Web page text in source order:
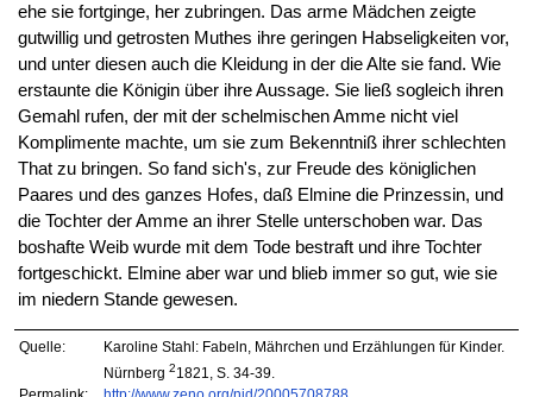
ehe sie fortginge, her zubringen. Das arme Mädchen zeigte
gutwillig und getrosten Muthes ihre geringen Habseligkeiten vor,
und unter diesen auch die Kleidung in der die Alte sie fand. Wie
erstaunte die Königin über ihre Aussage. Sie ließ sogleich ihren
Gemahl rufen, der mit der schelmischen Amme nicht viel
Komplimente machte, um sie zum Bekenntniß ihrer schlechten
That zu bringen. So fand sich's, zur Freude des königlichen
Paares und des ganzes Hofes, daß Elmine die Prinzessin, und
die Tochter der Amme an ihrer Stelle unterschoben war. Das
boshafte Weib wurde mit dem Tode bestraft und ihre Tochter
fortgeschickt. Elmine aber war und blieb immer so gut, wie sie
im niedern Stande gewesen.
Quelle:
Karoline Stahl: Fabeln, Mährchen und Erzählungen für Kinder.
Nürnberg 21821, S. 34-39.
Permalink:
http://www.zeno.org/nid/20005708788